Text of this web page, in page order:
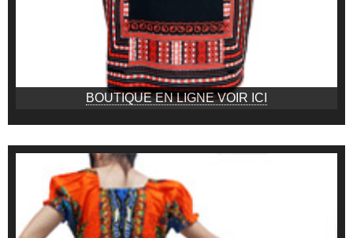
BOUTIQUE EN LIGNE VOIR ICI